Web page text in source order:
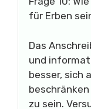
für Erben
Das
und
besser, sich
zu sein.